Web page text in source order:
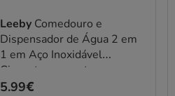
Leeby Comedouro e
Dispensador de Água 2 em
1 em Aço Inoxidável
Cinzento para gatos
Preço
5.99€